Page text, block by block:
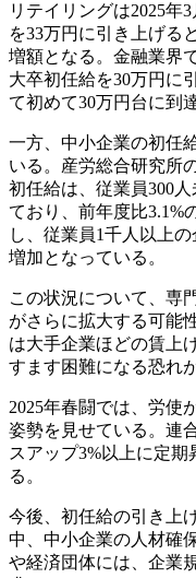
リテイリングは2025年
を33万円に引き上げる
増額となる。金融業界
大卒初任給を30万円に
て初めて30万円台に到
一方、中小企業の初任
いる。産労総合研究所
初任給は、従業員300
ており、前年度比3.1%
し、従業員1千人以上
増加となっている。
この状況について、専
がさらに拡大する可能
は大手企業ほどの賃上
すます困難になる恐れ
2025年春闘では、労使
姿勢を見せている。連
スアップ3%以上に定
る。
今後、初任給の引き上
中、中小企業の人材確
や経済団体には、企業